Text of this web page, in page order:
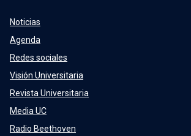
Noticias
Agenda
Redes sociales
Visión Universitaria
Revista Universitaria
Media UC
Radio Beethoven